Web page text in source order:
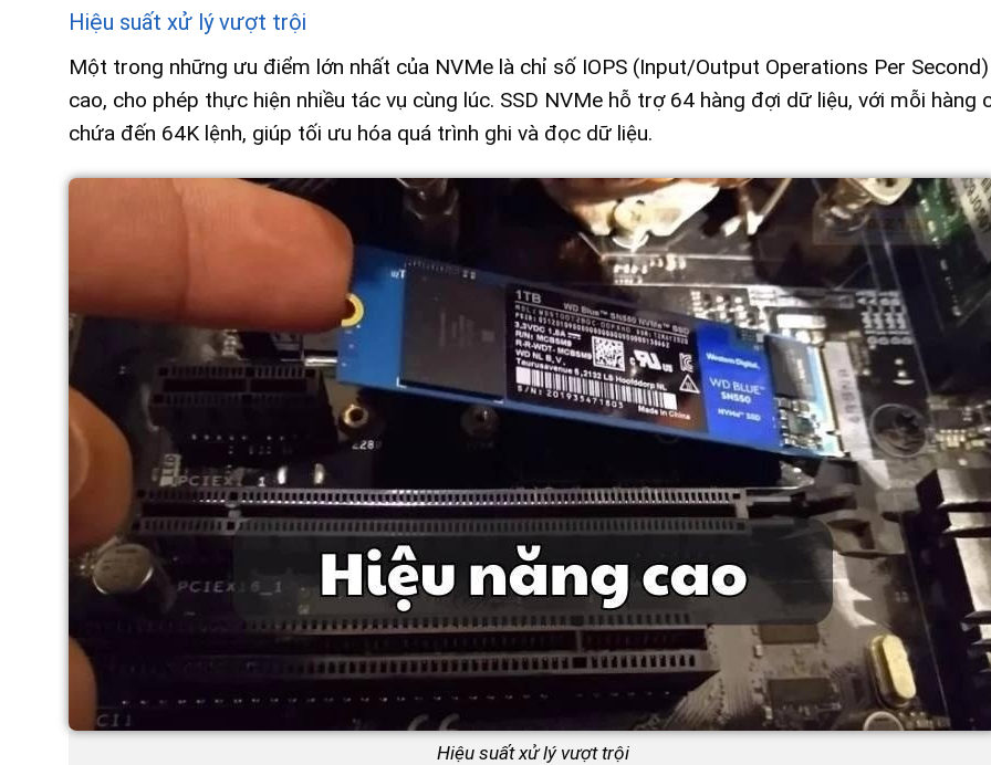
Hiệu suất xử lý vượt trội
Một trong những ưu điểm lớn nhất của NVMe là chỉ số IOPS (Input/Output Operations Per
cao, cho phép thực hiện nhiều tác vụ cùng lúc. SSD NVMe hỗ trợ 64 hàng đợi dữ liệu, với mỗi hàng
chứa đến 64K lệnh, giúp tối ưu hóa quá trình ghi và đọc dữ liệu.
Hiệu suất xử lý vượt trội